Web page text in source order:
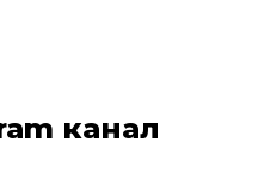
канал